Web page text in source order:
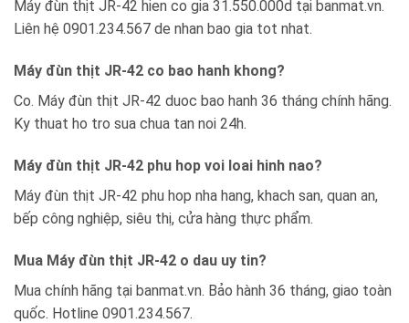
Máy đùn thịt JR-42 hien co gia 31.550.000d tại banmat.vn.
Liên hệ 0901.234.567 de nhan bao gia tot nhat.
Máy đùn thịt JR-42 co bao hanh khong?
Co. Máy đùn thịt JR-42 duoc bao hanh 36 tháng chính hãng.
Ky thuat ho tro sua chua tan noi 24h.
Máy đùn thịt JR-42 phu hop voi loai hinh nao?
Máy đùn thịt JR-42 phu hop nha hang, khach san, quan an,
bếp công nghiệp, siêu thị, cửa hàng thực phẩm.
Mua Máy đùn thịt JR-42 o dau uy tin?
Mua chính hãng tại banmat.vn. Bảo hành 36 tháng, giao toàn
quốc. Hotline 0901.234.567.